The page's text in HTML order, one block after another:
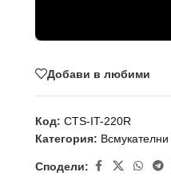
Добави в любими
Код: CTS-IT-220R
Категория:
Сподели: